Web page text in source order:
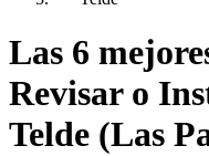
Las 6
Revisar o
Telde (Las